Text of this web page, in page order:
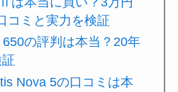
コミと実力を検証
の評判は本当？20年
Nova 5の口コミは本